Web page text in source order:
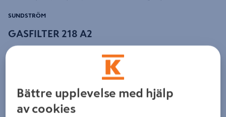
GASFILTER 218 A2
SUNDSTRÖM
Detaljerad beskrivning finns i produktbeskrivningsområdet
Bättre upplevelse med hjälp
av cookies